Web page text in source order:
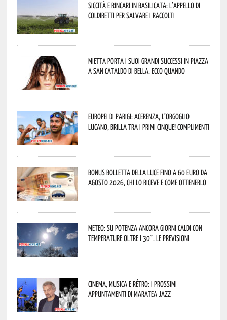
Siccità e rincari in Basilicata: l’appello di
Coldiretti per salvare i raccolti
Mietta porta i suoi grandi successi in piazza
a San Cataldo di Bella. Ecco quando
Europei di Parigi: Acerenza, l’orgoglio
lucano, brilla tra i primi cinque! Complimenti
Bonus bolletta della luce fino a 60 euro da
agosto 2026, chi lo riceve e come ottenerlo
Meteo: su Potenza ancora giorni caldi con
temperature oltre i 30°. Le previsioni
Cinema, musica e rétro: i prossimi
appuntamenti di Maratea Jazz